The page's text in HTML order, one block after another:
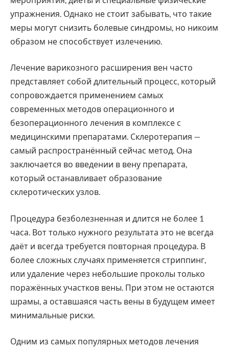
упражнения. Однако не стоит забывать, что такие
меры могут снизить болевые синдромы, но никоим
образом не способствует излечению.
Лечение варикозного расширения вен часто
представляет собой длительный процесс, который
сопровождается применением самых
современных методов операционного и
безоперационного лечения в комплексе с
медицинскими препаратами. Склеротерапия —
самый распространённый сейчас метод. Она
заключается во введении в вену препарата,
который останавливает образование
склеротических узлов.
Процедура безболезненная и длится не более 1
часа. Вот только нужного результата это не всегда
даёт и всегда требуется повторная процедура. В
более сложных случаях применяется стриппинг,
или удаление через небольшие проколы только
поражённых участков вены. При этом не остаются
шрамы, а оставшаяся часть вены в будущем имеет
минимальные риски.
Одним из самых популярных методов лечения